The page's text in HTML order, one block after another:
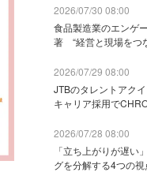
2026/07/30 08:00
食品製造業のエンゲ
著 “経営と現場をつ
2026/07/29 08:00
JTBのタレントアク
キャリア採用で
2026/07/28 08:00
「立ち上がりが遅
グを分解する4つの視